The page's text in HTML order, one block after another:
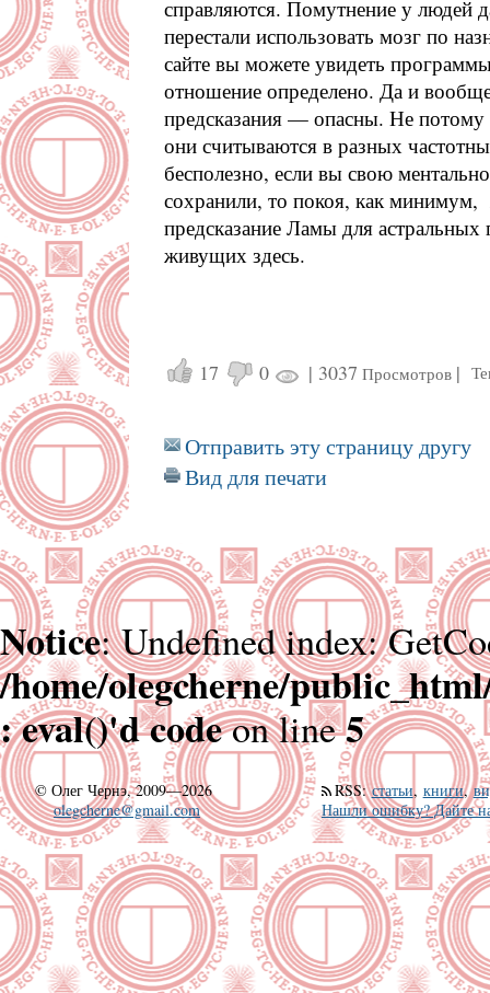
справляются. Помутнение у людей
перестали использовать мозг по
сайте вы можете увидеть
отношение определено. Да и
предсказания — опасны. Не
они считываются в разных
бесполезно, если вы свою
сохранили, то покоя, как минимум,
предсказание Ламы для
живущих здесь.
17 0 | 3037 Просмотров |
Отправить эту страницу другу
Вид для печати
Notice: Undefined index:
/home/olegcherne/
: eval()'d codeon line5
© Олег Чернэ, 2009—2026
olegcherne@gmail.com
RSS:статьи, книги,
Нашли ошибку? Дайте